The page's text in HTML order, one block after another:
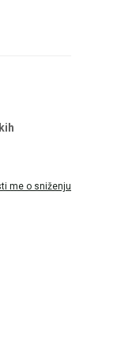
me o sniženju